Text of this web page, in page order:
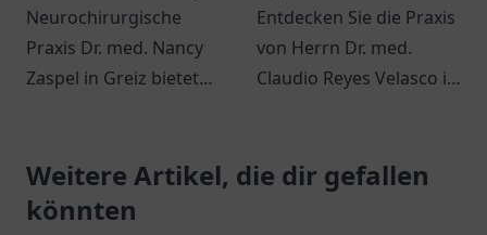
Zaspel
Neurochirurgische
Praxis Dr. med. Nancy
Zaspel in Greiz bietet
kompetente Beratung
für Ihre Gesundheit.
Entdecken Sie die Praxis
von Herrn Dr. med.
Claudio Reyes Velasco in
Weitere Artikel, die dir gefallen
könnten